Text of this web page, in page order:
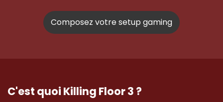
Composez votre setup gaming
C'est quoi Killing Floor 3 ?